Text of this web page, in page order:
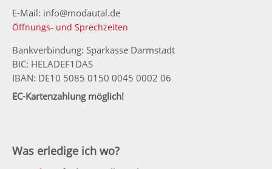
E-Mail: info@modautal.de
Öffnungs- und Sprechzeiten
Bankverbindung: Sparkasse Darmstadt
BIC: HELADEF1DAS
IBAN: DE10 5085 0150 0045 0002 06
EC-Kartenzahlung möglich!
Was erledige ich wo?